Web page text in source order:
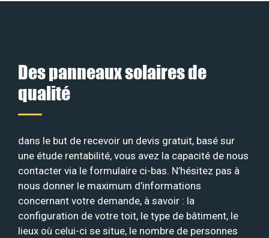
Des panneaux solaires de
qualité
dans le but de recevoir un devis gratuit, basé sur
une étude rentabilité, vous avez la capacité de nous
contacter via le formulaire ci-bas. N’hésitez pas à
nous donner le maximum d’informations
concernant votre demande, à savoir : la
configuration de votre toit, le type de bâtiment, le
lieux où celui-ci se situe, le nombre de personnes